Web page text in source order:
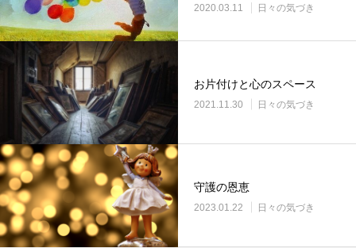
2020.03.11 日々の気づき
お片付けと心のスペース
2021.11.30 日々の気づき
守護の恩恵
2023.01.22 日々の気づき